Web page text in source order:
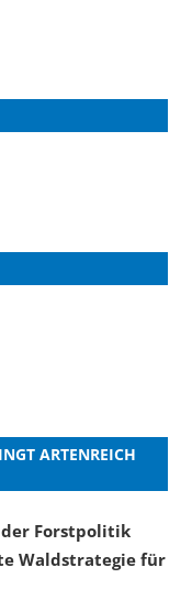
ARTENREICH
der Forstpolitik
Waldstrategie für